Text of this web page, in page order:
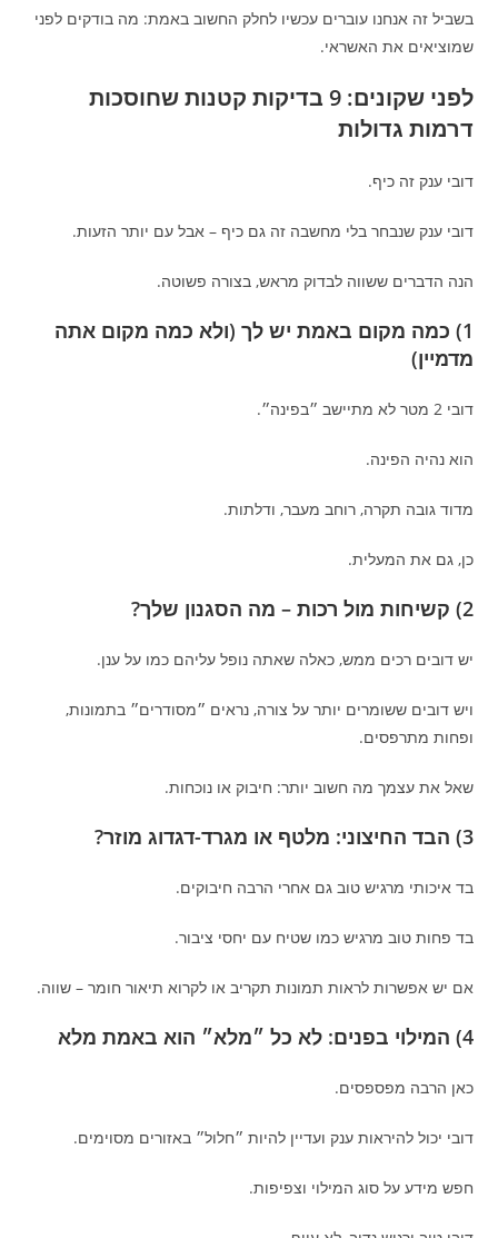
בשביל זה אנחנו עוברים עכשיו לחלק החשוב באמת: מה בודקים לפני
שמוציאים את האשראי.
לפני שקונים: 9 בדיקות קטנות שחוסכות
דרמות גדולות
דובי ענק זה כיף.
דובי ענק שנבחר בלי מחשבה זה גם כיף – אבל עם יותר הזעות.
הנה הדברים ששווה לבדוק מראש, בצורה פשוטה.
1) כמה מקום באמת יש לך (ולא כמה מקום אתה
מדמיין)
דובי 2 מטר לא מתיישב ״בפינה״.
הוא נהיה הפינה.
מדוד גובה תקרה, רוחב מעבר, ודלתות.
כן, גם את המעלית.
2) קשיחות מול רכות – מה הסגנון שלך?
יש דובים רכים ממש, כאלה שאתה נופל עליהם כמו על ענן.
ויש דובים ששומרים יותר על צורה, נראים ״מסודרים״ בתמונות,
ופחות מתרפסים.
שאל את עצמך מה חשוב יותר: חיבוק או נוכחות.
3) הבד החיצוני: מלטף או מגרד-דגדוג מוזר?
בד איכותי מרגיש טוב גם אחרי הרבה חיבוקים.
בד פחות טוב מרגיש כמו שטיח עם יחסי ציבור.
אם יש אפשרות לראות תמונות תקריב או לקרוא תיאור חומר – שווה.
4) המילוי בפנים: לא כל ״מלא״ הוא באמת מלא
כאן הרבה מפספסים.
דובי יכול להיראות ענק ועדיין להיות ״חלול״ באזורים מסוימים.
חפש מידע על סוג המילוי וצפיפות.